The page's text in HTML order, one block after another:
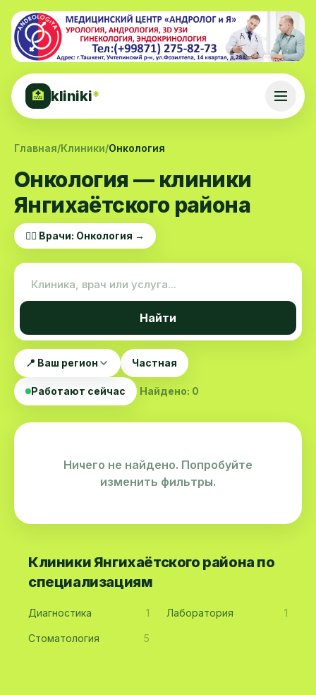
🏥 kliniki*
Главная/Клиники/Онкология
Онкология — клиники
Янгихаётского района
👨‍⚕️ Врачи: Онкология →
Найти
📍 Ваш регион Частная
Работают сейчас Найдено: 0
Ничего не найдено. Попробуйте
изменить фильтры.
Клиники Янгихаётского района по
специализациям
Диагностика 1 Лаборатория 1
Стоматология 5